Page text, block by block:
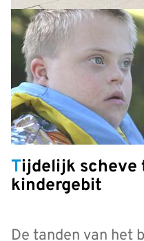
Tijdelijk scheve tanden in het
kindergebit
De tanden van het